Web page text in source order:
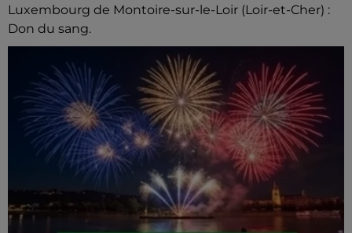
Luxembourg de Montoire-sur-le-Loir (Loir-et-Cher) :
Don du sang.